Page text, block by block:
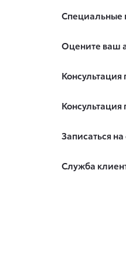
Специальные
Оцените ваш
Консультация
Записаться
Служба